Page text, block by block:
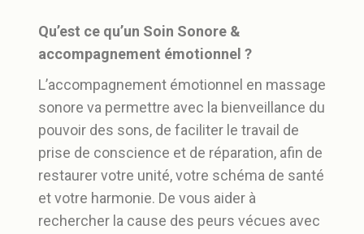
Qu’est ce qu’un Soin Sonore &
accompagnement émotionnel ?
L’accompagnement émotionnel en massage
sonore va permettre avec la bienveillance du
pouvoir des sons, de faciliter le travail de
prise de conscience et de réparation, afin de
restaurer votre unité, votre schéma de santé
et votre harmonie. De vous aider à
rechercher la cause des peurs vécues avec